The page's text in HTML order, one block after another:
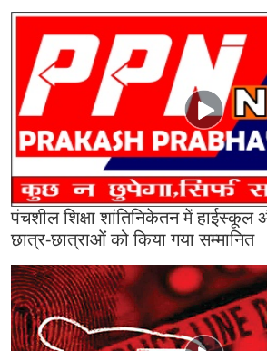
पंचशील शिक्षा शांतिनिकेतन में हाईस्कूल
छात्र-छात्राओं को किया गया सम्मानित